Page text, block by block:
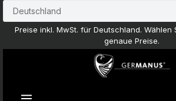
Zum Hauptinhalt springen
Preise inkl. MwSt. für Deutschland. Wählen
genaue Preise.